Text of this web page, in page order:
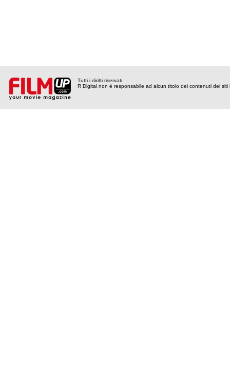
Tutti i diritti riservati
R Digital non è responsabile ad alcun titolo dei contenuti dei siti